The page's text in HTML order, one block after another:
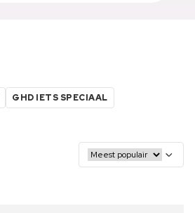
GHD IETS SPECIAAL